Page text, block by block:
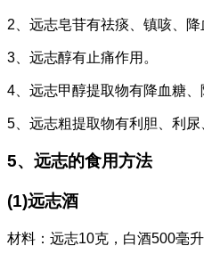
2、远志皂苷有祛痰、镇咳、
3、远志醇有止痛作用。
4、远志甲醇提取物有降血糖、
5、远志粗提取物有利胆、利尿
5、远志的食用方法
(1)远志酒
材料：远志10克，白酒500毫升